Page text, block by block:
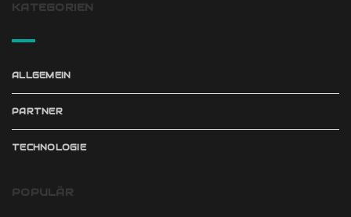
KATEGORIEN
ALLGEMEIN
PARTNER
TECHNOLOGIE
POPULÄR